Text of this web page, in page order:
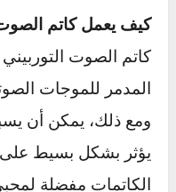
الأسئلة الشائعة
السيارة
ما هي أهمية كاتم
كاتمالصوت في
الناتج عن العادم، مما